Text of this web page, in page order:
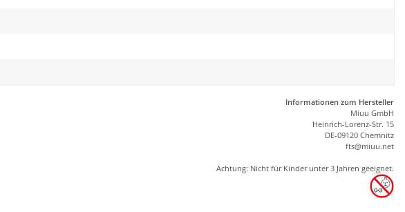
Informationen zum Hersteller
Miuu GmbH
Heinrich-Lorenz-Str. 15
DE-09120 Chemnitz
fts@miuu.net
Achtung: Nicht für Kinder unter 3 Jahren geeignet.